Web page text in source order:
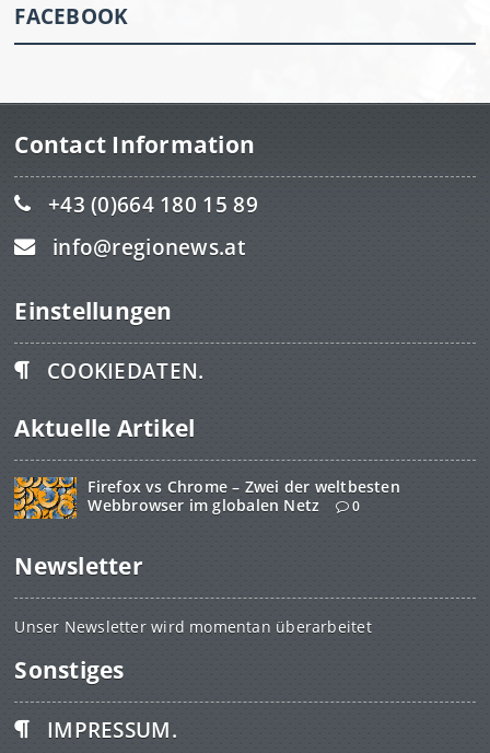
FACEBOOK
Contact Information
+43 (0)664 180 15 89
info@regionews.at
Einstellungen
COOKIEDATEN.
Aktuelle Artikel
Firefox vs Chrome – Zwei der weltbesten
Webbrowser im globalen Netz
0
Newsletter
Unser Newsletter wird momentan überarbeitet
Sonstiges
IMPRESSUM.